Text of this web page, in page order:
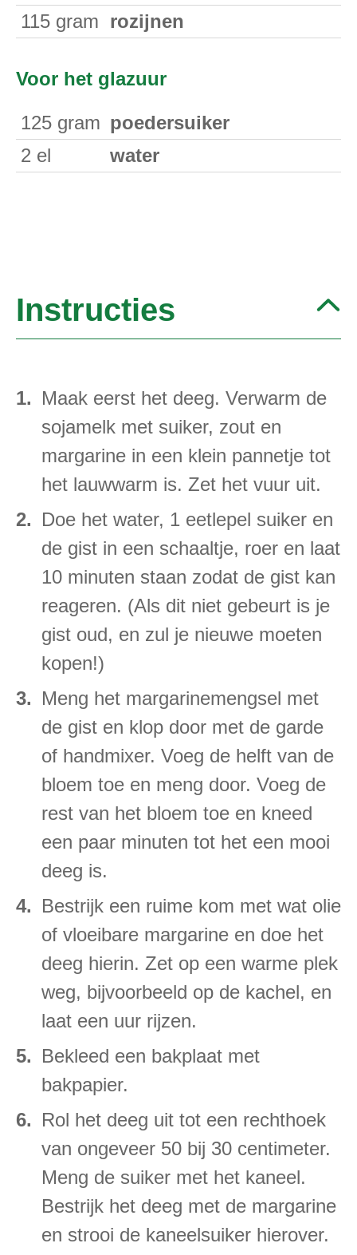
115 gram rozijnen
Voor het glazuur
125 gram poedersuiker
2 el water
Instructies
Maak eerst het deeg. Verwarm de
sojamelk met suiker, zout en
margarine in een klein pannetje tot
het lauwwarm is. Zet het vuur uit.
Doe het water, 1 eetlepel suiker en
de gist in een schaaltje, roer en laat
10 minuten staan zodat de gist kan
reageren. (Als dit niet gebeurt is je
gist oud, en zul je nieuwe moeten
kopen!)
Meng het margarinemengsel met
de gist en klop door met de garde
of handmixer. Voeg de helft van de
bloem toe en meng door. Voeg de
rest van het bloem toe en kneed
een paar minuten tot het een mooi
deeg is.
Bestrijk een ruime kom met wat olie
of vloeibare margarine en doe het
deeg hierin. Zet op een warme plek
weg, bijvoorbeeld op de kachel, en
laat een uur rijzen.
Bekleed een bakplaat met
bakpapier.
Rol het deeg uit tot een rechthoek
van ongeveer 50 bij 30 centimeter.
Meng de suiker met het kaneel.
Bestrijk het deeg met de margarine
en strooi de kaneelsuiker hierover.